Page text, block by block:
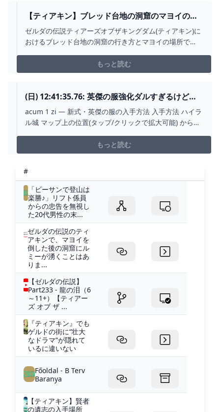
【ティアキン】ブレッド台地の洞窟のマヨイの場
所と行き方【ゼルダの伝説ティアーズオブザキン
グダム】 - ゲームウィズ
ゼルダの伝説ティアーズオブザキングダム(ティアキン)に
おけるブレッド台地の洞窟の行き方とマヨイの場所で
ップ位置をはじめ、行く方法や宝箱(防具)の情報などを掲
載しています。
もっと読む
(日) 12:41:35.76: 英傑の服強化ダルすぎるけど他
に防御力高い服ある？ACUM 5 ZILE 2024
acum 1 zi — 新式・英傑の服の入手方法 入手方法 ハイラ
ル城 マップ上の位置(タップ/クリックで拡大可能) から北
新式英傑の服は、監視砦の北にあるハイラル城内で入手
可能です。ハイラル城は空中に浮いているため、監視砦
もっと読む
#
「ビーサンで登山は
楽勝♪」リフト係員
からの忠告を無視し
た20代男性の末...
ゼルダの伝説のティ
アキンで、マヨイを
倒した後の洞窟にル
ミーが湧くことはあ
りま...
【ゼルダの伝説】
Part233 - 龍の泪（6
～11+）【ティアー
ズ オブ ザ ...
『ティアキン』でも
ゲルドの街に“壮大
なドラマ”が隠れて
いるに違いない
Főoldal - B Terv
Baranya
【ティアキン】賢者
の遺志の入手場所